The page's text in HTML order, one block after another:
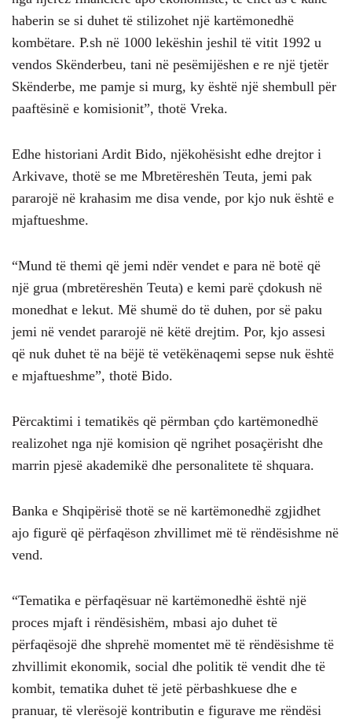
haberin se si duhet të stilizohet një kartëmonedhë
kombëtare. P.sh në 1000 lekëshin jeshil të vitit 1992 u
vendos Skënderbeu, tani në pesëmijëshen e re një tjetër
Skënderbe, me pamje si murg, ky është një shembull për
paaftësinë e komisionit”, thotë Vreka.
Edhe historiani Ardit Bido, njëkohësisht edhe drejtor i
Arkivave, thotë se me Mbretëreshën Teuta, jemi pak
pararojë në krahasim me disa vende, por kjo nuk është e
mjaftueshme.
“Mund të themi që jemi ndër vendet e para në botë që
një grua (mbretëreshën Teuta) e kemi parë çdokush në
monedhat e lekut. Më shumë do të duhen, por së paku
jemi në vendet pararojë në këtë drejtim. Por, kjo assesi
që nuk duhet të na bëjë të vetëkënaqemi sepse nuk është
e mjaftueshme”, thotë Bido.
Përcaktimi i tematikës që përmban çdo kartëmonedhë
realizohet nga një komision që ngrihet posaçërisht dhe
marrin pjesë akademikë dhe personalitete të shquara.
Banka e Shqipërisë thotë se në kartëmonedhë zgjidhet
ajo figurë që përfaqëson zhvillimet më të rëndësishme në
vend.
“Tematika e përfaqësuar në kartëmonedhë është një
proces mjaft i rëndësishëm, mbasi ajo duhet të
përfaqësojë dhe shprehë momentet më të rëndësishme të
zhvillimit ekonomik, social dhe politik të vendit dhe të
kombit, tematika duhet të jetë përbashkuese dhe e
pranuar, të vlerësojë kontributin e figurave me rëndësi